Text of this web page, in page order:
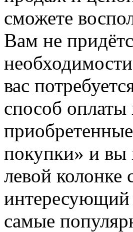
сможете
Вам не
вас
способ
покупки» и вы
левой
интересующий
самые